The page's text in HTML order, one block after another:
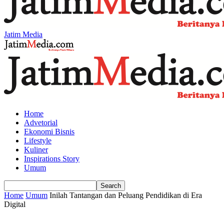
Jatim Media
Home
Advetorial
Ekonomi Bisnis
Lifestyle
Kuliner
Inspirations Story
Umum
Home Umum Inilah Tantangan dan Peluang Pendidikan di Era
Digital